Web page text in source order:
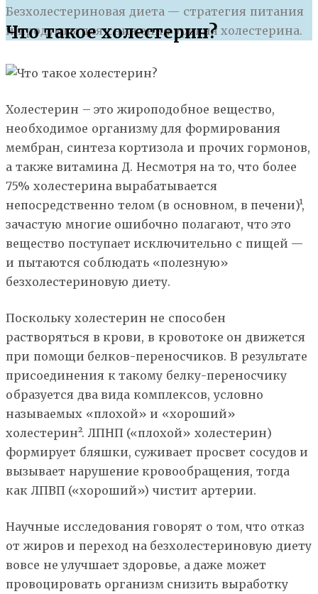
Безхолестериновая диета — стратегия питания
и продукты для снижения уровня холестерина.
Что такое холестерин?
Холестерин – это жироподобное вещество,
необходимое организму для формирования
мембран, синтеза кортизола и прочих гормонов,
а также витамина Д. Несмотря на то, что более
75% холестерина вырабатывается
непосредственно телом (в основном, в печени)¹,
зачастую многие ошибочно полагают, что это
вещество поступает исключительно с пищей —
и пытаются соблюдать «полезную»
безхолестериновую диету.
Поскольку холестерин не способен
растворяться в крови, в кровотоке он движется
при помощи белков-переносчиков. В результате
присоединения к такому белку-переносчику
образуется два вида комплексов, условно
называемых «плохой» и «хороший»
холестерин². ЛПНП («плохой» холестерин)
формирует бляшки, суживает просвет сосудов и
вызывает нарушение кровообращения, тогда
как ЛПВП («хороший») чистит артерии.
Научные исследования говорят о том, что отказ
от жиров и переход на безхолестериновую диету
вовсе не улучшает здоровье, а даже может
провоцировать организм снизить выработку